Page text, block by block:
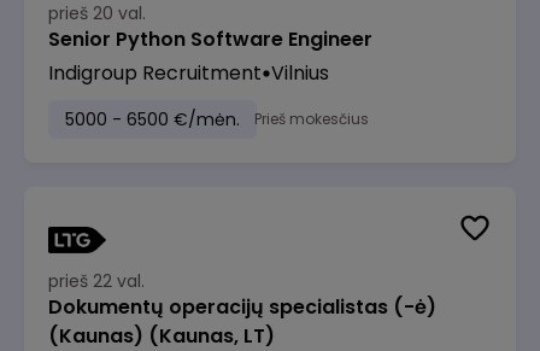
prieš 20 val.
Senior Python Software Engineer
Indigroup Recruitment Vilnius
5000 - 6500 €/mėn. Prieš mokesčius
prieš 22 val.
Dokumentų operacijų specialistas (-ė)
(Kaunas) (Kaunas, LT)